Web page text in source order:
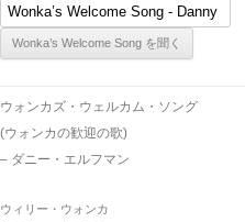
ウォンカズ・ウェルカム・ソング
(ウォンカの歓迎の歌)
– ダニー・エルフマン
ウィリー・ウォンカ